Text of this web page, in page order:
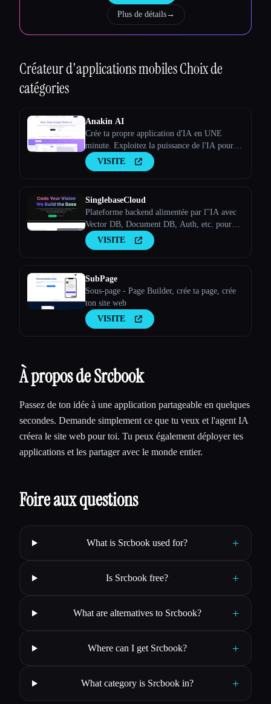
Plus de détails→
Créateur d'applications mobilesChoix de
catégories
Anakin AI
Crée ta propre application d'IA en UNE
minute. Exploitez la puissance de l'IA pour
ton entreprise. Notre créateur d'applications
d'IA sans code te permet de créer des
VISITE
SinglebaseCloud
Plateforme backend alimentée par l''IA avec
Vector DB, Document DB, Auth, etc. pour
accélérer le développement des applications.
VISITE
SubPage
Sous-page - Page Builder, crée ta page, crée
ton site web
VISITE
À propos de Srcbook
Passez de ton idée à une application partageable en quelques
secondes. Demande simplement ce que tu veux et l'agent IA
créera le site web pour toi. Tu peux également déployer tes
applications et les partager avec le monde entier.
Foire aux questions
What is Srcbook used for? +
Is Srcbook free? +
What are alternatives to Srcbook? +
Where can I get Srcbook? +
What category is Srcbook in? +